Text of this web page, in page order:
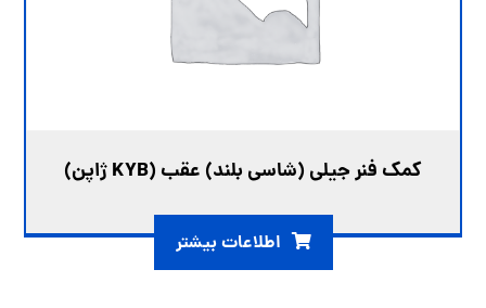
کمک فنر جیلی (شاسی بلند) عقب (KYB ژاپن)
اطلاعات بیشتر